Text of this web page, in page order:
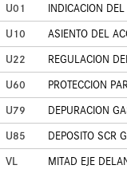
U01
INDICACION
U10
ASIENTO DEL
U22
REGULACION
U60
PROTECCION
U79
DEPURACION
U85
DEPOSITO SCR
VL
MITAD EJE